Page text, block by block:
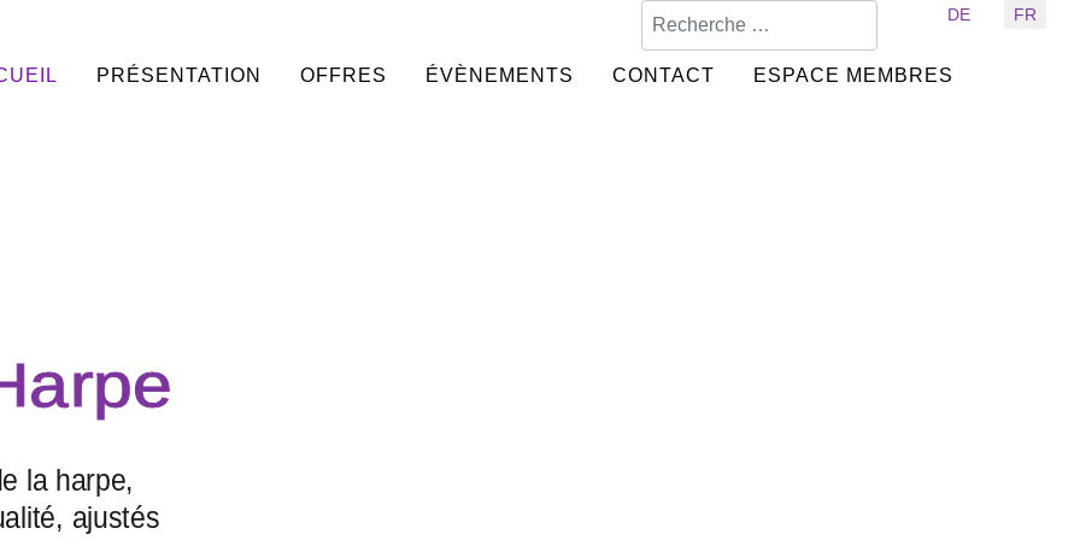
Sélectionnez votre langue
DE FR
PRÉSENTATION OFFRES ÉVÈNEMENTS CONTACT ESPACE MEMBRES